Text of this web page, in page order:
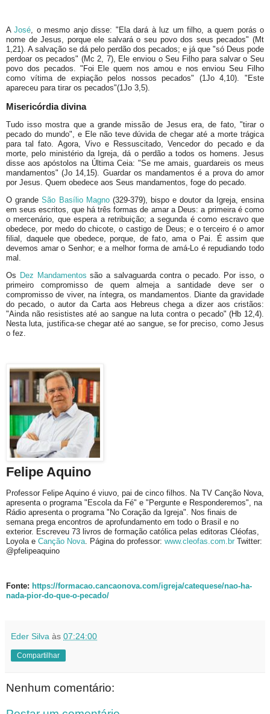
AJosé , o mesmo anjo disse: "Ela dará à luz um filho, a quem porás o
nome de Jesus, porque ele salvará o seu povo dos seus pecados" (Mt
1,21). A salvação se dá pelo perdão dos pecados; e já que "só Deus pode
perdoar os pecados" (Mc 2, 7), Ele enviou o Seu Filho para salvar o Seu
povo dos pecados. "Foi Ele quem nos amou e nos enviou Seu Filho
como vítima de expiação pelos nossos pecados" (1Jo 4,10). "Este
apareceu para tirar os pecados"(1Jo 3,5).
Misericórdia divina
Tudo isso mostra que a grande missão de Jesus era, de fato, "tirar o
pecado do mundo", e Ele não teve dúvida de chegar até a morte trágica
para tal fato. Agora, Vivo e Ressuscitado, Vencedor do pecado e da
morte, pelo ministério da Igreja, dá o perdão a todos os homens. Jesus
disse aos apóstolos na Última Ceia: "Se me amais, guardareis os meus
mandamentos" (Jo 14,15). Guardar os mandamentos é a prova do amor
por Jesus. Quem obedece aos Seus mandamentos, foge do pecado.
O grandeSão Basílio Magno(329-379), bispo e doutor da Igreja, ensina
em seus escritos, que há três formas de amar a Deus: a primeira é como
o mercenário, que espera a retribuição; a segunda é como escravo que
obedece, por medo do chicote, o castigo de Deus; e o terceiro é o amor
filial, daquele que obedece, porque, de fato, ama o Pai. É assim que
devemos amar o Senhor; e a melhor forma de amá-Lo é repudiando todo
mal.
Os Dez Mandamentos são a salvaguarda contra o pecado. Por isso, o
primeiro compromisso de quem almeja a santidade deve ser o
compromisso de viver, na íntegra, os mandamentos. Diante da gravidade
do pecado, o autor da Carta aos Hebreus chega a dizer aos cristãos:
"Ainda não resististes até ao sangue na luta contra o pecado" (Hb 12,4).
Nesta luta, justifica-se chegar até ao sangue, se for preciso, como Jesus
o fez.
Felipe Aquino
Professor Felipe Aquino é viuvo, pai de cinco filhos. Na TV Canção Nova,
apresenta o programa "Escola da Fé" e "Pergunte e Responderemos", na
Rádio apresenta o programa "No Coração da Igreja". Nos finais de
semana prega encontros de aprofundamento em todo o Brasil e no
exterior. Escreveu 73 livros de formação católica pelas editoras Cléofas,
Loyola e Canção Nova . Página do professor: www.cleofas.com.br Twitter:
@pfelipeaquino
Fonte: https://formacao.cancaonova.com/igreja/catequese/nao-ha-
nada-pior-do-que-o-pecado/
Eder Silva às 07:24:00
Compartilhar
Nenhum comentário: